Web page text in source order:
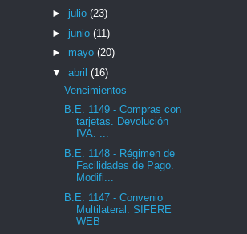
► julio (23)
► junio (11)
► mayo (20)
▼ abril (16)
Vencimientos
B.E. 1149 - Compras con
tarjetas. Devolución
IVA. ...
B.E. 1148 - Régimen de
Facilidades de Pago.
Modifi...
B.E. 1147 - Convenio
Multilateral. SIFERE
WEB